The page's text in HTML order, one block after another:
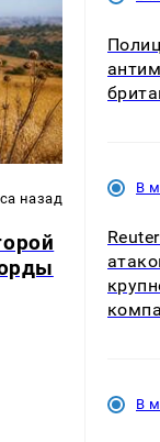
назад
В
В